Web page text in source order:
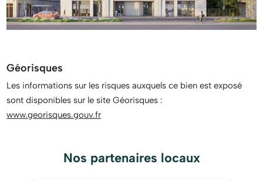
Géorisques
Les informations sur les risques auxquels ce bien est exposé
sont disponibles sur le site Géorisques :
www.georisques.gouv.fr
Nos partenaires locaux